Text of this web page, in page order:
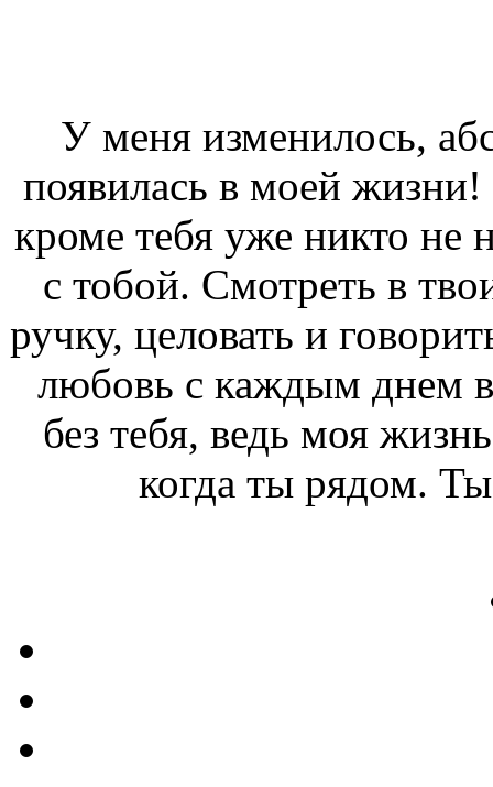
У меня изменилось,
появилась в моей
кроме тебя уже никто не
с тобой. Смотреть в
ручку, целовать и
любовь с каждым днем
без тебя, ведь моя
когда ты рядом.